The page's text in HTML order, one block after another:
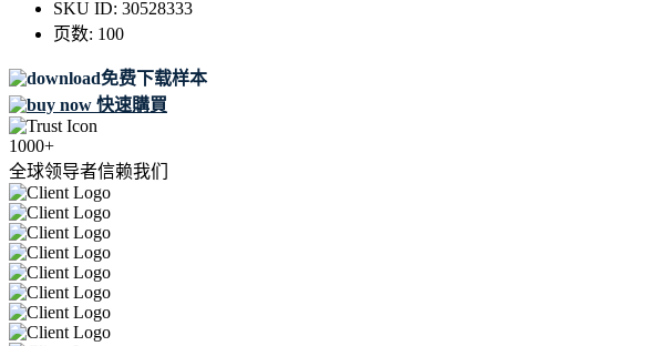
SKU ID: 30528333
页数: 100
免费下载样本
快速購買
1000+
全球领导者信赖我们